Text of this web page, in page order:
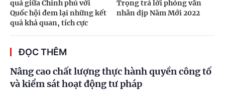
quả giữa Chính phủ với
Quốc hội đem lại những kết
quả khả quan, tích cực
Trọng trả lời phỏng vấn
nhân dịp Năm Mới 2022
ĐỌC THÊM
Nâng cao chất lượng thực hành quyền công tố
và kiểm sát hoạt động tư pháp